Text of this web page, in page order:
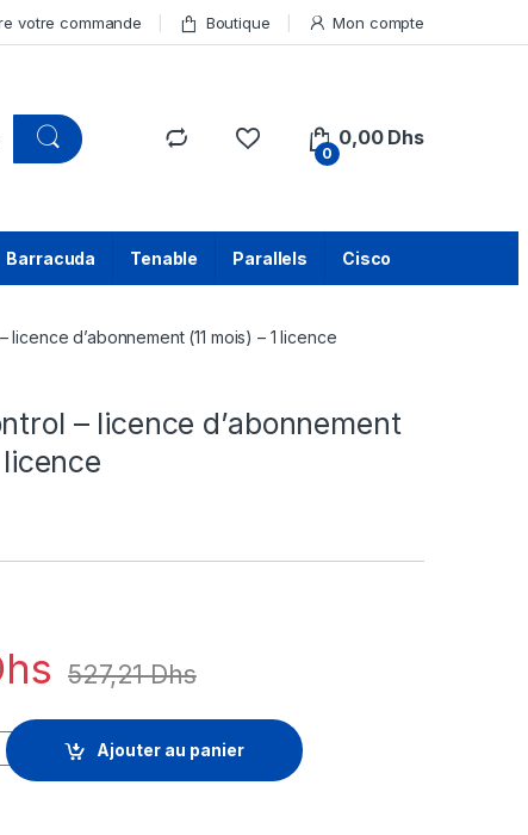
votre commande Boutique Mon compte
0
0,00 Dhs
Barracuda Tenable Parallels Cisco
licence d’abonnement (11 mois) – 1 licence
– licence d’abonnement
licence
527,21Dhs
d'abonnement (11 mois) - 1 licence quantity
Ajouter au panier